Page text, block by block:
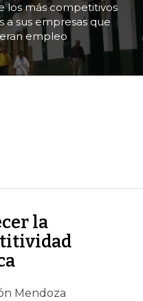
los más competitivos
a sus empresas que
empleo
la
Mendoza